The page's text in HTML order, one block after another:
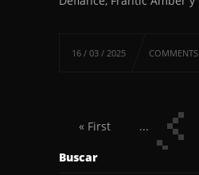
16 / 03 / 2025
« First ...
5
Buscar